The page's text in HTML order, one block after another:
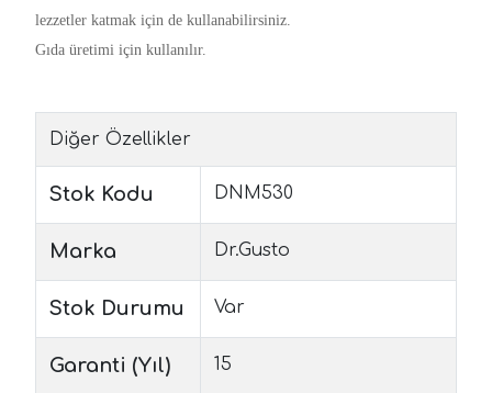
lezzetler katmak için de kullanabilirsiniz.
Gıda üretimi için kullanılır.
Diğer Özellikler
Stok Kodu DNM530
Marka Dr.Gusto
Stok Durumu Var
Garanti (Yıl) 15